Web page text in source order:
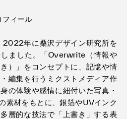
ィール
2022年に桑沢デザイン研究所を
ました。「Overwrite（情報や
）」をコンセプトに、記憶や情
編集を行うミクストメディア作
の体験や感情に紐付いた写真・
素材をもとに、銀箔やUVインク
層的な技法で「上書き」する表